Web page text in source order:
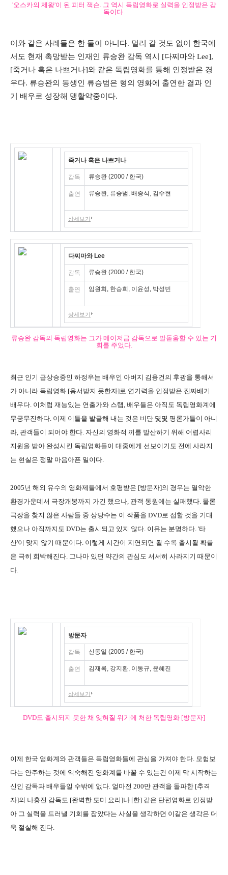
'오스카의 제왕'이 된 피터 잭슨. 그 역시 독립영화로 실력을 인정받은 감
독이다.
이와 같은 사례들은 한 둘이 아니다. 멀리 갈 것도 없이 한국에
서도 현재 촉망받는 인재인 류승완 감독 역시 [다찌마와 Lee],
[죽거나 혹은 나쁘거나]와 같은 독립영화를 통해 인정받은 경
우다. 류승완의 동생인 류승범은 형의 영화에 출연한 결과 인
기 배우로 성장해 맹활약중이다.
죽거나 혹은 나쁘거나
감독 류승완 (2000 / 한국)
출연 류승완, 류승범, 배중식, 김수현
상세보기
다찌마와 Lee
감독 류승완 (2000 / 한국)
출연 임원희, 한승희, 이윤성, 박성빈
상세보기
류승완 감독의 독립영화는 그가 메이저급 감독으로 발돋움할 수 있는 기
회를 주었다.
최근 인기 급상승중인 하정우는 배우인 아버지 김용건의 후광을 통해서
가 아니라 독립영화 [용서받지 못한자]로 연기력을 인정받은 진짜배기
배우다. 이처럼 재능있는 연출가와 스탭, 배우들은 아직도 독립영화계에
무궁무진하다. 이제 이들을 발굴해 내는 것은 비단 몇몇 평론가들이 아니
라, 관객들이 되어야 한다. 자신의 영화적 끼를 발산하기 위해 어렵사리
지원을 받아 완성시킨 독립영화들이 대중에게 선보이기도 전에 사라지
는 현실은 정말 마음아픈 일이다.
2005년 해외 유수의 영화제들에서 호평받은 [방문자]의 경우는 열악한
환경가운데서 극장개봉까지 가긴 했으나, 관객 동원에는 실패했다. 물론
극장을 찾지 않은 사람들 중 상당수는 이 작품을 DVD로 접할 것을 기대
했으나 아직까지도 DVD는 출시되고 있지 않다. 이유는 분명하다. '타
산'이 맞지 않기 때문이다. 이렇게 시간이 지연되면 될 수록 출시될 확률
은 극히 희박해진다. 그나마 있던 약간의 관심도 서서히 사라지기 때문이
다.
방문자
감독 신동일 (2005 / 한국)
출연 김재록, 강지환, 이동규, 윤혜진
상세보기
DVD도 출시되지 못한 채 잊혀질 위기에 처한 독립영화 [방문자]
이제 한국 영화계와 관객들은 독립영화들에 관심을 가져야 한다. 모험보
다는 안주하는 것에 익숙해진 영화계를 바꿀 수 있는건 이제 막 시작하는
신인 감독과 배우들일 수밖에 없다. 얼마전 200만 관객을 돌파한 [추격
자]의 나홍진 감독도 [완벽한 도미 요리]나 [한] 같은 단편영화로 인정받
아 그 실력을 드러낼 기회를 잡았다는 사실을 생각하면 이같은 생각은 더
욱 절실해 진다.